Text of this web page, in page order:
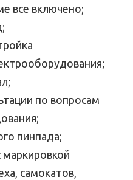
все включено;
по вопросам
пинпада;
маркировкой
самокатов,